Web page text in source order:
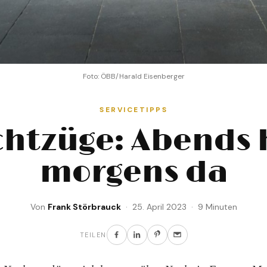
Foto: ÖBB/Harald Eisenberger
SERVICETIPPS
Abends
morgens da
Von Frank Störbrauck· 25. April 2023 · 9 Minuten
TEILEN